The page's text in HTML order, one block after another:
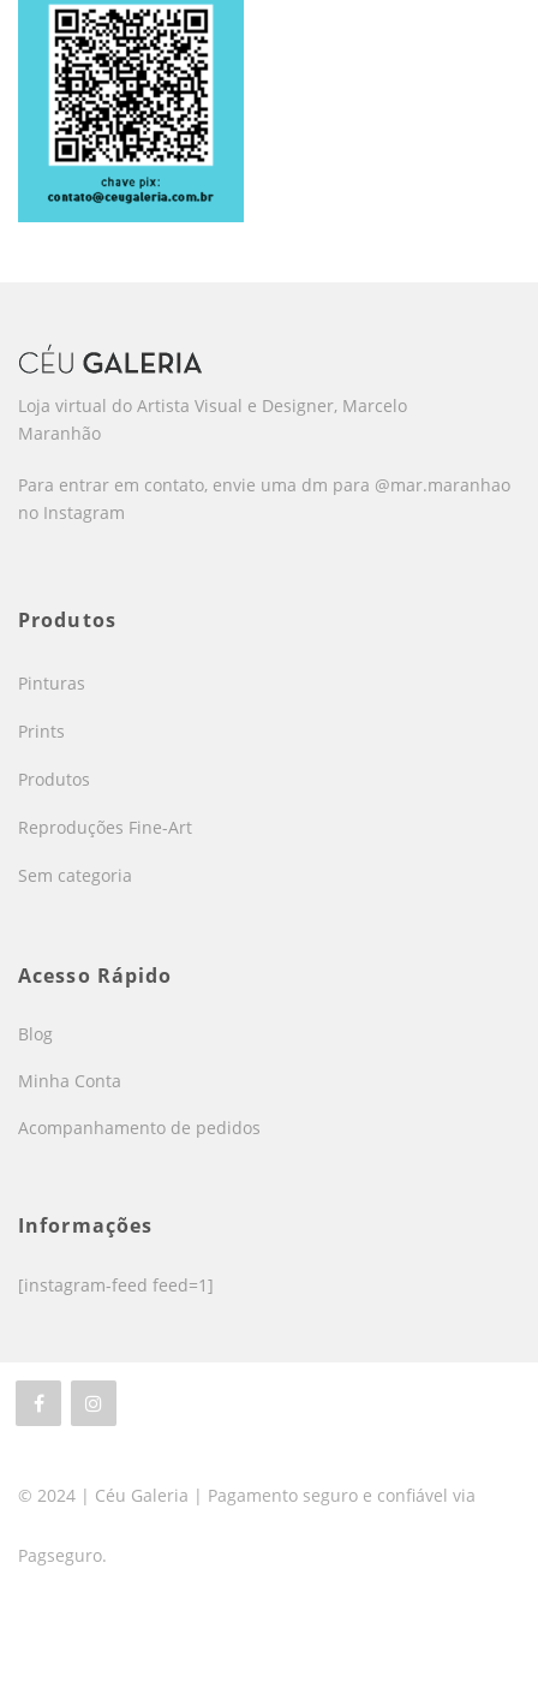
Loja virtual do Artista Visual e Designer, Marcelo
Maranhão
Para entrar em contato, envie uma dm para @mar.maranhao
no Instagram
Produtos
Pinturas
Prints
Produtos
Reproduções Fine-Art
Sem categoria
Acesso Rápido
Blog
Minha Conta
Acompanhamento de pedidos
Informações
[instagram-feed feed=1]
© 2024 | Céu Galeria | Pagamento seguro e confiável via
Pagseguro.